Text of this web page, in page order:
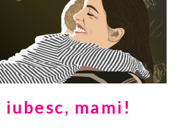
iubesc, mami!